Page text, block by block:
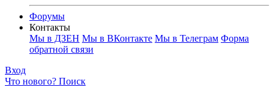
Форумы
Контакты
Мы в ДЗЕН Мы в ВКонтакте Мы в Телеграм Форма
обратной связи
Вход
Что нового? Поиск